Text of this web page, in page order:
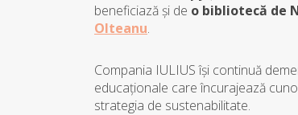
beneficiază și de o bibliotecă de
Olteanu.
Compania IULIUS își continuă
educaționale care încurajează
strategia de sustenabilitate.